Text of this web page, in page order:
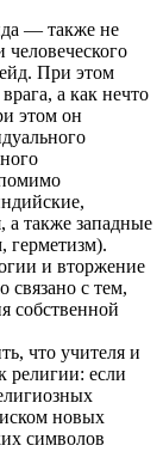
— также не
При этом
а как нечто
этом он
,
а также западные
, герметизм).
и вторжение
связано с тем,
собственной
что учителя и
религии: если
новых
символов